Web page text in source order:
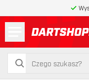
szukaj
szukaj